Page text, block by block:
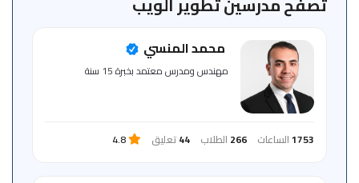
محمد المنسي
مهندس ومدرس معتمد بخبرة 15 سنة
1753الساعات 266 الطلاب 44تعليق 4.8